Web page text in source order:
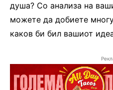
душа? Со анализа на
можете да добиете
каков би бил вашиот